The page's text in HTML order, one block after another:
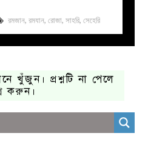
রমজান, রমযান, রোজা, সাহরি, সেহেরি
খুঁজুন। প্রশ্নটি না পেলে
করুন।